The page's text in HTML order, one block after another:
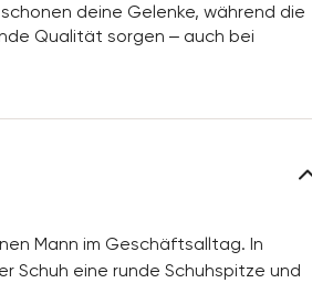
deine Gelenke, während die
Qualität sorgen – auch bei
Mann im Geschäftsalltag. In
Schuh eine runde Schuhspitze und